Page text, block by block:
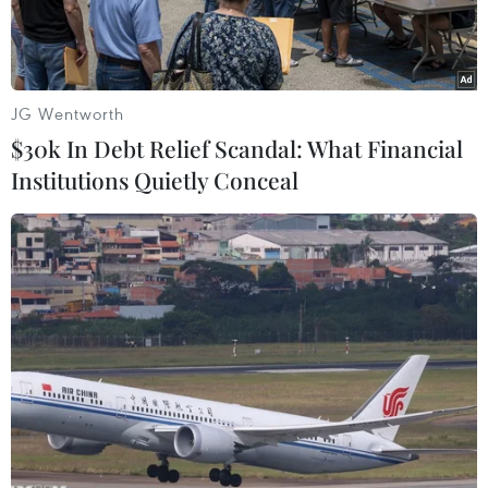
trọng…
Lực lượng biên phòng Quảng Bình hỗ trợ nhân dân ứng phó
mưa lũ. (Ảnh: TTXVN phát)
Ngày 17/10, trên địa bàn tỉnh Quảng Bình, mưa
to trên diện rộng, nước sông dâng cao, nhiều
nơi ở các huyện Lệ Thủy, Quảng Ninh, Minh
Hóa… bị ngập lụt, chia cắt, cô lập cục bộ; nhiều
JG Wentworth
$30k In Debt Relief Scandal: What Financial
Institutions Quietly Conceal